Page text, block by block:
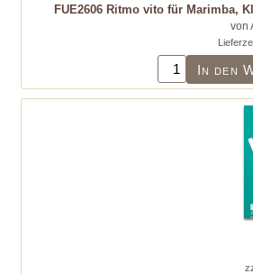
FUE2606 Ritmo vito für Marimba,
von
In den